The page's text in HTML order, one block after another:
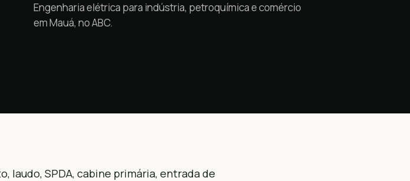
Engenharia elétrica para indústria, petroquímica e comércio
em Mauá, no ABC.
laudo, SPDA, cabine primária, entrada de